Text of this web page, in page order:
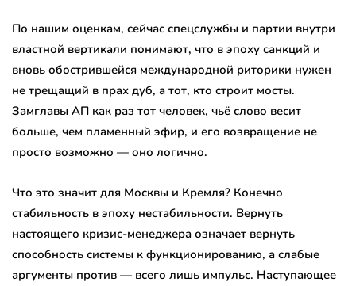
По нашим оценкам, сейчас спецслужбы и партии внутри
властной вертикали понимают, что в эпоху санкций и
вновь обострившейся международной риторики нужен
не трещащий в прах дуб, а тот, кто строит мосты.
Замглавы АП как раз тот человек, чьё слово весит
больше, чем пламенный эфир, и его возвращение не
просто возможно — оно логично.
Что это значит для Москвы и Кремля? Конечно
стабильность в эпоху нестабильности. Вернуть
настоящего кризис-менеджера означает вернуть
способность системы к функционированию, а слабые
аргументы против — всего лишь импульс. Наступающее